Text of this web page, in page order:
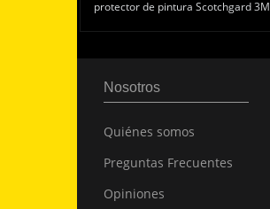
protector de pintura Scotchgard 3M
Nosotros
Quiénes somos
Preguntas Frecuentes
Opiniones